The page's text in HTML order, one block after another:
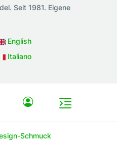
Seit 1981. Eigene
English
Italiano
Schmuck